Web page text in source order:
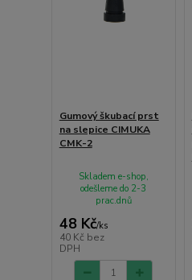
Gumový škubací prst
na slepice CIMUKA
CMK-2
48 Kč/ks
40 Kč bez
DPH
Skladem e-shop,
odešleme do 2-3
prac.dnů